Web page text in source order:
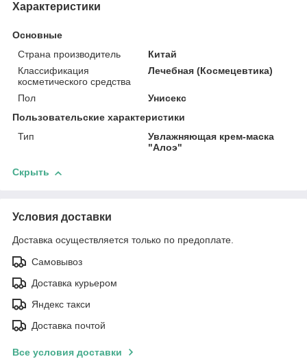
Характеристики
Основные
Страна производитель
Китай
Классификация
косметического средства
Лечебная (Космецевтика)
Пол
Унисекс
Пользовательские характеристики
Тип
Увлажняющая крем-маска
"Алоэ"
Скрыть
Условия доставки
Доставка осуществляется только по предоплате.
Самовывоз
Доставка курьером
Яндекс такси
Доставка почтой
Все условия доставки